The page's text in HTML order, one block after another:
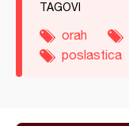
TAGOVI
orah
poslastica